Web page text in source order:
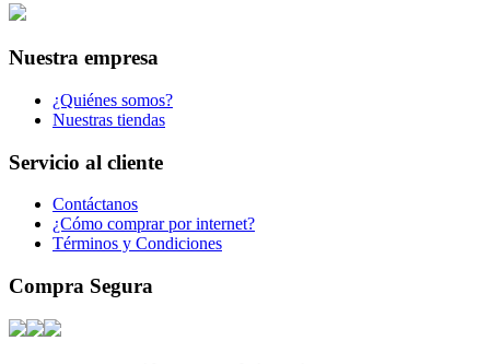
Nuestra empresa
¿Quiénes somos?
Nuestras tiendas
Servicio al cliente
Contáctanos
¿Cómo comprar por internet?
Términos y Condiciones
Compra Segura